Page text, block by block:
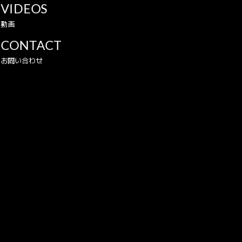
VIDEOS
動画
CONTACT
お問い合わせ